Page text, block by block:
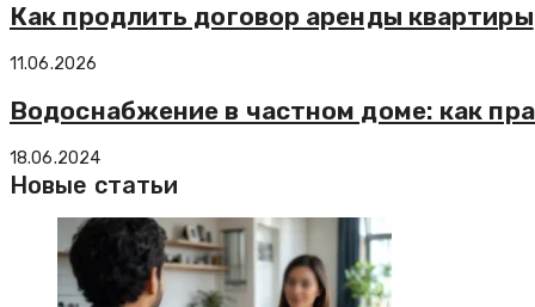
Как продлить договор аренды квартиры
11.06.2026
Водоснабжение в частном доме: как
18.06.2024
Новые статьи